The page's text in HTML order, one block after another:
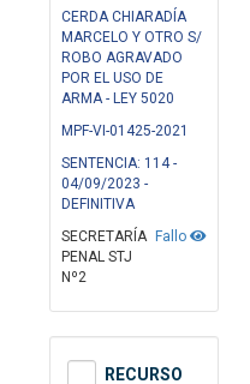
CERDA CHIARADÍA
MARCELO Y OTRO S/
ROBO AGRAVADO
POR EL USO DE
ARMA - LEY 5020
MPF-VI-01425-2021
SENTENCIA: 114 -
04/09/2023 -
DEFINITIVA
Fallo
SECRETARÍA
PENAL STJ
Nº2
RECURSO